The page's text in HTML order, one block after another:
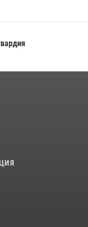
военно-